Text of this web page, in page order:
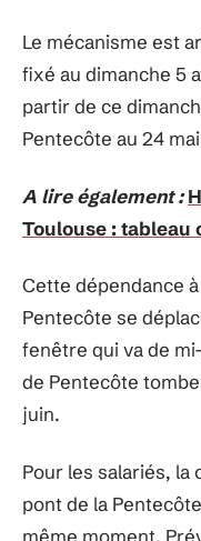
Le mécanisme est
fixé au dimanche 5
partir de ce
Pentecôte au 24
A lire également :
Toulouse : tableau
Cette dépendance
Pentecôte se
fenêtre qui va de
de Pentecôte
juin.
Pour les salariés,
pont de la
même moment.